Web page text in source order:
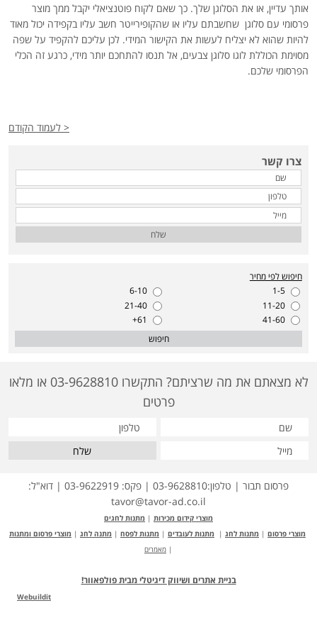
אותך עדיין, או את הסלוגן שלך. כך שאם לקוח פוטנציאלי יקבל ממך מוצר
פרסומי עם סלוגן שחשבתם עליו או שהקופירייטר חשב עליו בקפידה יכול מאוד
להיות שהוא לא יצליח לעשות את הקישור המידי. לכן עליכם להקפיד על שפה
מסוימת הכוללת לוגו סלוגן צבעים, אל תנסו להתחכם יותר מידי, כרגע זה הכלי
הפרסומי שלכם.
< לעמוד הקודם
צרו קשר
שלח
חיפוש לפי מחיר
1-5
6-10
11-20
21-40
41-60
61+
חיפוש
לא מצאתם את מה שרציתם? התקשרו 03-9628810 או מלאו
פרטים
שלח
פרסום תבור | טלפון:03-9628810 | פקס: 03-9622919 | דוא"ל:
tavor@tavor-ad.co.il
מוצרי קידום מכירות | מתנות לחגים
מוצרי פרסום | מתנות לחג | מתנות לעובדים | מתנות לפסח | מתנה לחג | מוצרי פרסום ומתנות
| מאמרים
בניית אתרים ושיווק דיגיטלי מבית פולפאוור!
Webuildit